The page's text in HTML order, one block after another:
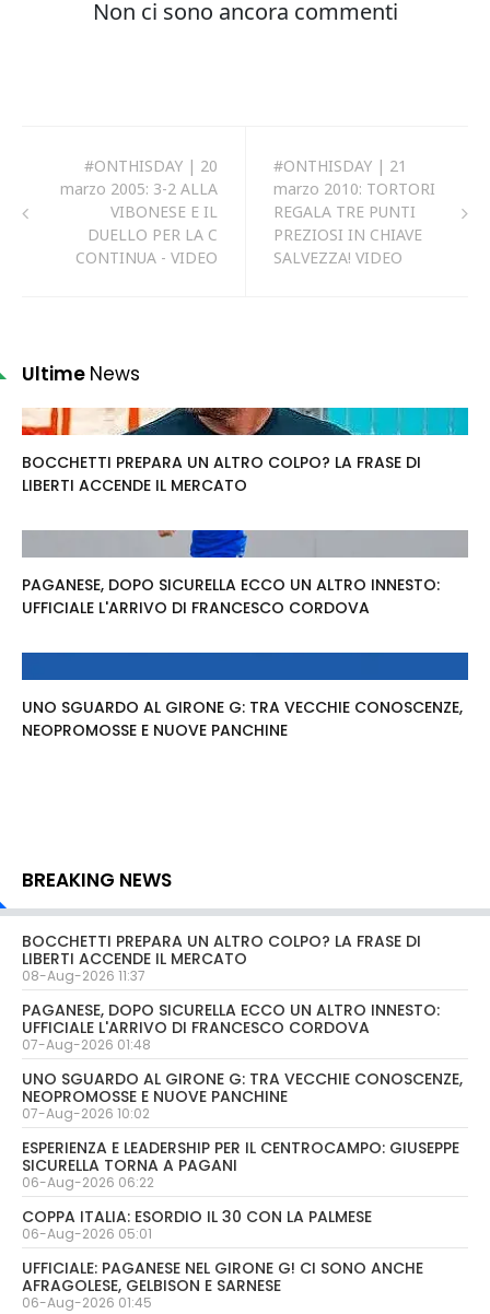
#ONTHISDAY | 20
marzo 2005: 3-2 ALLA
VIBONESE E IL
DUELLO PER LA C
CONTINUA - VIDEO
#ONTHISDAY | 21
marzo 2010: TORTORI
REGALA TRE PUNTI
PREZIOSI IN CHIAVE
SALVEZZA! VIDEO
Ultime News
BOCCHETTI PREPARA UN ALTRO COLPO? LA FRASE DI
LIBERTI ACCENDE IL MERCATO
PAGANESE, DOPO SICURELLA ECCO UN ALTRO INNESTO:
UFFICIALE L'ARRIVO DI FRANCESCO CORDOVA
UNO SGUARDO AL GIRONE G: TRA VECCHIE CONOSCENZE,
NEOPROMOSSE E NUOVE PANCHINE
BREAKING NEWS
BOCCHETTI PREPARA UN ALTRO COLPO? LA FRASE DI
LIBERTI ACCENDE IL MERCATO
08-Aug-2026 11:37
PAGANESE, DOPO SICURELLA ECCO UN ALTRO INNESTO:
UFFICIALE L'ARRIVO DI FRANCESCO CORDOVA
07-Aug-2026 01:48
UNO SGUARDO AL GIRONE G: TRA VECCHIE CONOSCENZE,
NEOPROMOSSE E NUOVE PANCHINE
07-Aug-2026 10:02
ESPERIENZA E LEADERSHIP PER IL CENTROCAMPO: GIUSEPPE
SICURELLA TORNA A PAGANI
06-Aug-2026 06:22
COPPA ITALIA: ESORDIO IL 30 CON LA PALMESE
06-Aug-2026 05:01
UFFICIALE: PAGANESE NEL GIRONE G! CI SONO ANCHE
AFRAGOLESE, GELBISON E SARNESE
06-Aug-2026 01:45